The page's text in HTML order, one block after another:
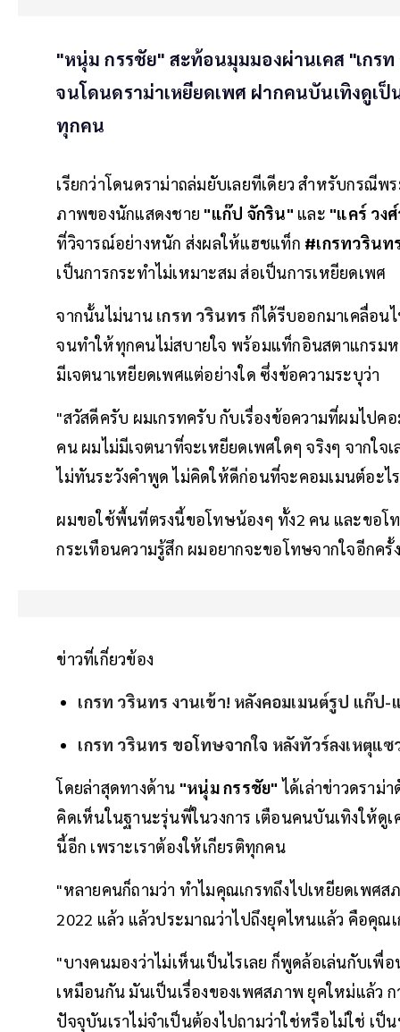
"หนุ่ม กรรชัย" สะท้อนมุมมองผ่านเคส "เกร
จนโดนดราม่าเหยียดเพศ ฝากคนบันเทิงดูเป็
ทุกคน
เรียกว่าโดนดราม่าถล่มยับเลยทีเดียว สำหรับกรณีพ
ภาพของนักแสดงชาย "แก๊ป จักริน" และ "แคร์ วง
ที่วิจารณ์อย่างหนัก ส่งผลให้แฮชแท็ก #เกรทวรินท
เป็นการกระทำไม่เหมาะสม ส่อเป็นการเหยียดเพศ
จากนั้นไม่นาน เกรท วรินทร ก็ได้รีบออกมาเคลื่อน
จนทำให้ทุกคนไม่สบายใจ พร้อมแท็กอินสตาแกรม
มีเจตนาเหยียดเพศแต่อย่างใด ซึ่งข้อความระบุว่า
"สวัสดีครับ ผมเกรทครับ กับเรื่องข้อความที่ผมไปค
คน ผมไม่มีเจตนาที่จะเหยียดเพศใดๆ จริงๆ จากใ
ไม่ทันระวังคำพูด ไม่คิดให้ดีก่อนที่จะคอมเมนต์อะไ
ผมขอใช้พื้นที่ตรงนี้ขอโทษน้องๆ ทั้ง2 คน และขอโ
กระเทือนความรู้สึก ผมอยากจะขอโทษจากใจอีกครั้
ข่าวที่เกี่ยวข้อง
เกรท วรินทร งานเข้า! หลังคอมเมนต์รูป แก๊ป-
เกรท วรินทร ขอโทษจากใจ หลังทัวร์ลงเหตุแ
โดยล่าสุดทางด้าน "หนุ่ม กรรชัย" ได้เล่าข่าวดราม่
คิดเห็นในฐานะรุ่นพี่ในวงการ เตือนคนบันเทิงให้ดู
นี้อีก เพราะเราต้องให้เกียรติทุกคน
"หลายคนก็ถามว่า ทำไมคุณเกรทถึงไปเหยียดเพศ
2022 แล้ว แล้วประมาณว่าไปถึงยุคไหนแล้ว คือคุณ
"บางคนมองว่าไม่เห็นเป็นไรเลย ก็พูดล้อเล่นกับเพื่
เหมือนกัน มันเป็นเรื่องของเพศสภาพ ยุคใหม่แล้
ปัจจุบันเราไม่จำเป็นต้องไปถามว่าใช่หรือไม่ใช่ เ